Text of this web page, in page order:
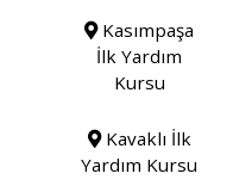
Kasımpaşa
İlk Yardım
Kursu
Kavaklı İlk
Yardım Kursu